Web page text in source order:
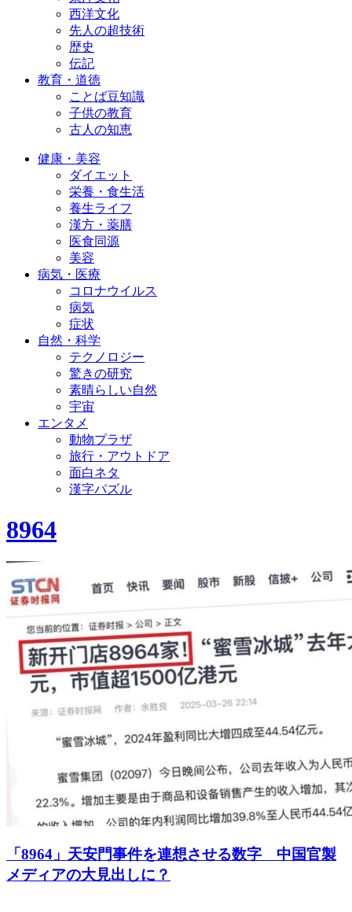
西洋文化
先人の超技術
歴史
伝記
教育・道徳
ことば豆知識
子供の教育
古人の知恵
健康・美容
ダイエット
栄養・食生活
養生ライフ
漢方・薬膳
医食同源
美容
病気・医療
コロナウイルス
病気
症状
自然・科学
テクノロジー
驚きの研究
素晴らしい自然
宇宙
エンタメ
動物プラザ
旅行・アウトドア
面白ネタ
漢字パズル
8964
「8964」天安門事件を連想させる数字 中国官製
メディアの大見出しに？